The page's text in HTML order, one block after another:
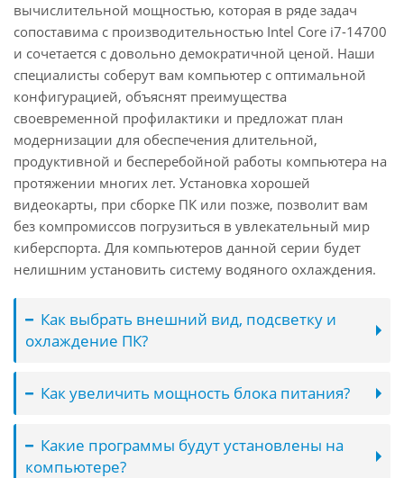
вычислительной мощностью, которая в ряде задач
сопоставима с производительностью Intel Core i7-14700
и сочетается с довольно демократичной ценой. Наши
специалисты соберут вам компьютер с оптимальной
конфигурацией, объяснят преимущества
своевременной профилактики и предложат план
модернизации для обеспечения длительной,
продуктивной и бесперебойной работы компьютера на
протяжении многих лет. Установка хорошей
видеокарты, при сборке ПК или позже, позволит вам
без компромиссов погрузиться в увлекательный мир
киберспорта. Для компьютеров данной серии будет
нелишним установить систему водяного охлаждения.
Как выбрать внешний вид, подсветку и
охлаждение ПК?
Как увеличить мощность блока питания?
Какие программы будут установлены на
компьютере?